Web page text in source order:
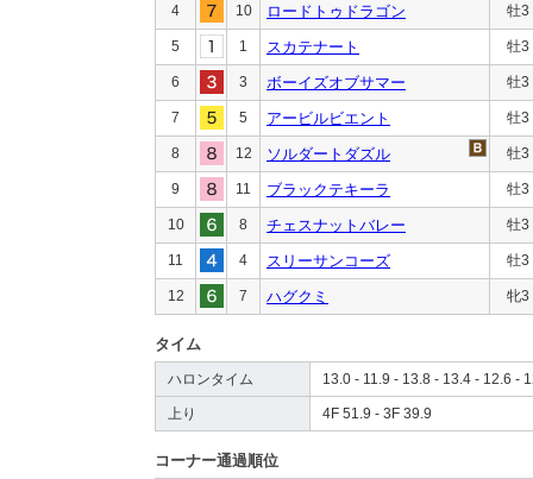
4 10 ロードトゥドラゴン 牡3
5 1 スカテナート 牡3
6 3 ボーイズオブサマー 牡3
7 5 アービルビエント 牡3
8 12 ソルダートダズル 牡3
9 11 ブラックテキーラ 牡3
10 8 チェスナットバレー 牡3
11 4 スリーサンコーズ 牡3
12 7 ハグクミ 牝3
タイム
ハロンタイム 13.0 - 11.9 - 13.8 - 13.4 - 12.6 -
上り 4F 51.9 - 3F 39.9
コーナー通過順位